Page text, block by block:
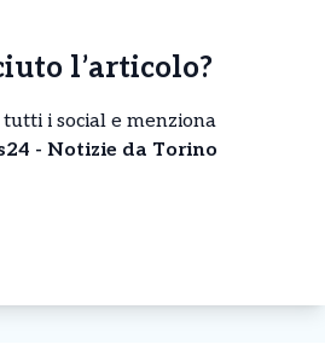
l’articolo?
i social e menziona
- Notizie da Torino